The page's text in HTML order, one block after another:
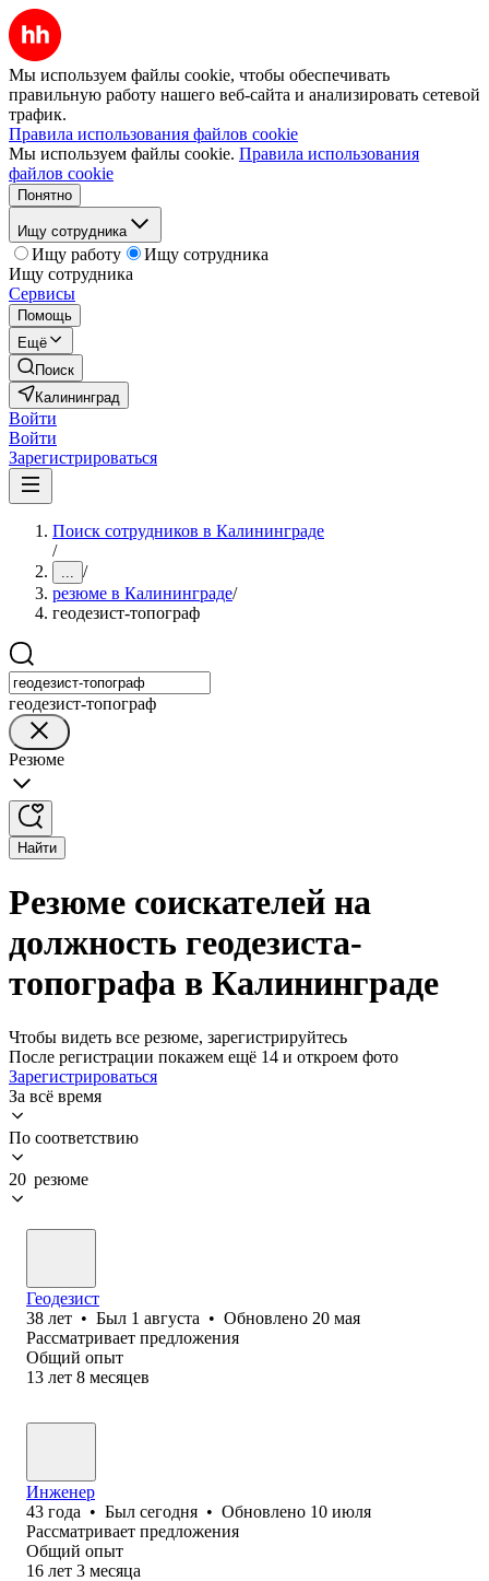
Мы используем файлы cookie, чтобы обеспечивать
правильную работу нашего веб-сайта и анализировать сетевой
трафик.
Правила использования файлов cookie
Мы используем файлы cookie. Правила использования
файлов cookie
Понятно
Ищу сотрудника
Ищу работу
Ищу сотрудника
Ищу сотрудника
Сервисы
Помощь
Ещё
Поиск
Калининград
Войти
Войти
Зарегистрироваться
Поиск сотрудников в Калининграде
/
... /
резюме в Калининграде/
геодезист-топограф
геодезист-топограф
Резюме
Найти
Резюме соискателей на
должность геодезиста-
топографа в Калининграде
Чтобы видеть все резюме, зарегистрируйтесь
После регистрации покажем ещё 14 и откроем фото
Зарегистрироваться
За всё время
По соответствию
20 резюме
Геодезист
38 лет • Был 1 августа • Обновлено 20 мая
Рассматривает предложения
Общий опыт
13 лет 8 месяцев
Инженер
43 года • Был сегодня • Обновлено 10 июля
Рассматривает предложения
Общий опыт
16 лет 3 месяца